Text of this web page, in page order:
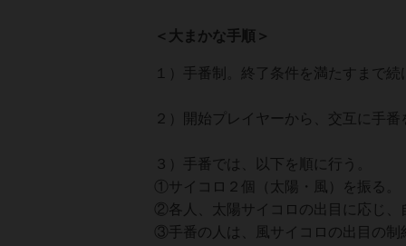
＜大まかな手順＞
１）手番制。終了条件を満たすまで続
２）開始プレイヤーから、交互に手番
３）手番では、以下を順に行う。
①サイコロ２個（太陽・風）を振る。
②各人、太陽サイコロの出目に応じ、
③手番の人は、風サイコロの出目の